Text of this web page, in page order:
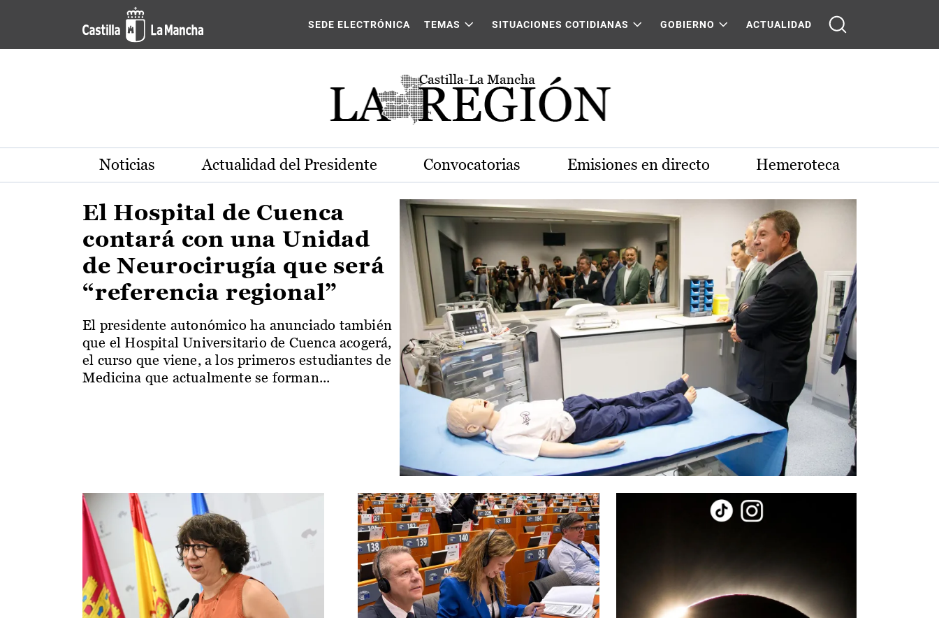
Pasar al contenido principal
Actualidad de la región de Castilla-La Mancha
SEDE ELECTRÓNICA TEMAS SITUACIONES COTIDIANAS GOBIERNO ACTUALIDAD
Noticias Actualidad del Presidente Convocatorias Emisiones en directo Hemeroteca
El Hospital de Cuenca
contará con una Unidad
de Neurocirugía que será
“referencia regional”
El presidente autonómico ha anunciado también
que el Hospital Universitario de Cuenca acogerá,
el curso que viene, a los primeros estudiantes de
Medicina que actualmente se forman...